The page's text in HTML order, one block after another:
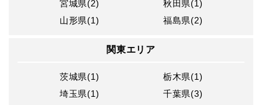
宮城県(2)
秋田県(1)
山形県(1)
福島県(2)
関東エリア
茨城県(1)
栃木県(1)
埼玉県(1)
千葉県(3)